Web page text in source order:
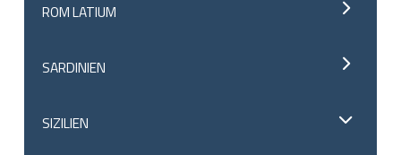
ROM LATIUM
SARDINIEN
SIZILIEN